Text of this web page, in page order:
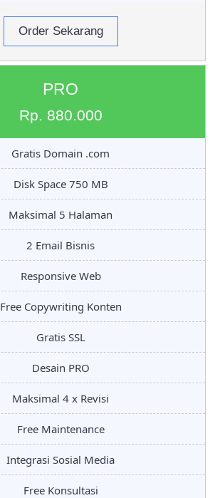
Order Sekarang
PRO
Rp. 880.000
Gratis Domain .com
Disk Space 750 MB
Maksimal 5 Halaman
2 Email Bisnis
Responsive Web
Free Copywriting Konten
Gratis SSL
Desain PRO
Maksimal 4 x Revisi
Free Maintenance
Integrasi Sosial Media
Free Konsultasi